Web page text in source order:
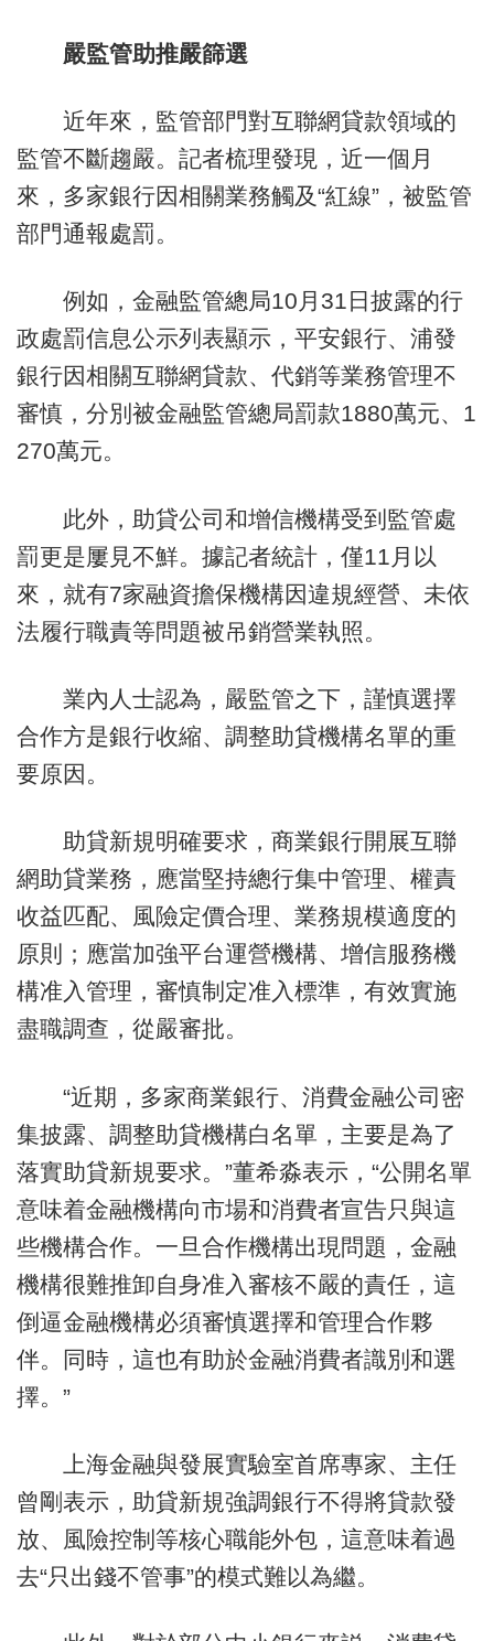
嚴監管助推嚴篩選
近年來，監管部門對互聯網貸款領域的
監管不斷趨嚴。記者梳理發現，近一個月
來，多家銀行因相關業務觸及“紅線”，被監管
部門通報處罰。
例如，金融監管總局10月31日披露的行
政處罰信息公示列表顯示，平安銀行、浦發
銀行因相關互聯網貸款、代銷等業務管理不
審慎，分別被金融監管總局罰款1880萬元、1
270萬元。
此外，助貸公司和增信機構受到監管處
罰更是屢見不鮮。據記者統計，僅11月以
來，就有7家融資擔保機構因違規經營、未依
法履行職責等問題被吊銷營業執照。
業內人士認為，嚴監管之下，謹慎選擇
合作方是銀行收縮、調整助貸機構名單的重
要原因。
助貸新規明確要求，商業銀行開展互聯
網助貸業務，應當堅持總行集中管理、權責
收益匹配、風險定價合理、業務規模適度的
原則；應當加強平台運營機構、增信服務機
構准入管理，審慎制定准入標準，有效實施
盡職調查，從嚴審批。
“近期，多家商業銀行、消費金融公司密
集披露、調整助貸機構白名單，主要是為了
落實助貸新規要求。”董希淼表示，“公開名單
意味着金融機構向市場和消費者宣告只與這
些機構合作。一旦合作機構出現問題，金融
機構很難推卸自身准入審核不嚴的責任，這
倒逼金融機構必須審慎選擇和管理合作夥
伴。同時，這也有助於金融消費者識別和選
擇。”
上海金融與發展實驗室首席專家、主任
曾剛表示，助貸新規強調銀行不得將貸款發
放、風險控制等核心職能外包，這意味着過
去“只出錢不管事”的模式難以為繼。